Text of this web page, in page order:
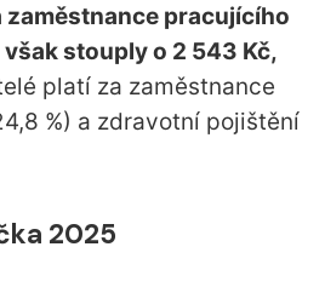
zaměstnance pracujícího
stouply o 2 543 Kč,
platí za zaměstnance
%) a zdravotní pojištění
2025